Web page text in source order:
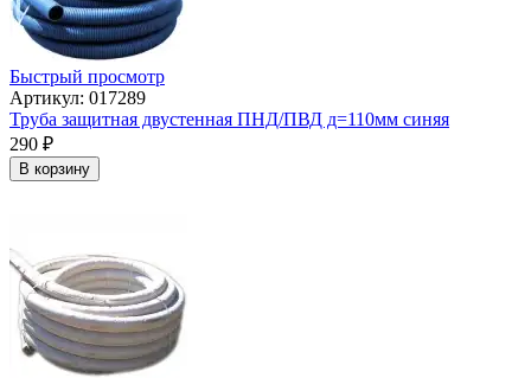
Быстрый просмотр
Артикул: 017289
Труба защитная двустенная ПНД/ПВД д=110мм синяя
290 ₽
В корзину